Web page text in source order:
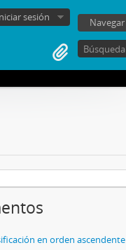
sesión Navegar
en orden ascendente